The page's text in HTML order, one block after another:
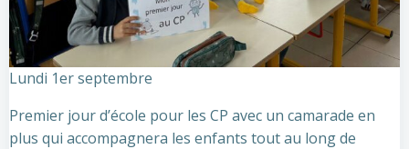
Lundi 1er septembre
Premier jour d’école pour les CP avec un camarade en
plus qui accompagnera les enfants tout au long de